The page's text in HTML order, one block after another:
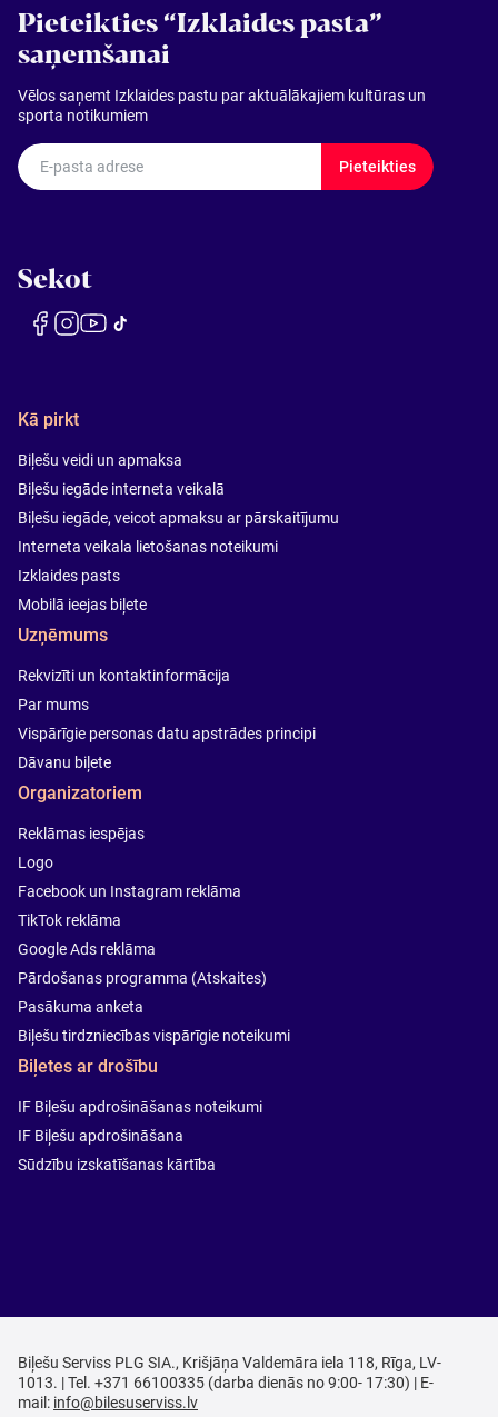
Pieteikties “Izklaides pasta”
saņemšanai
Vēlos saņemt Izklaides pastu par aktuālākajiem kultūras un
sporta notikumiem
E-pasta adrese Pieteikties
Sekot
Kā pirkt
Biļešu veidi un apmaksa
Biļešu iegāde interneta veikalā
Biļešu iegāde, veicot apmaksu ar pārskaitījumu
Interneta veikala lietošanas noteikumi
Izklaides pasts
Mobilā ieejas biļete
Uzņēmums
Rekvizīti un kontaktinformācija
Par mums
Vispārīgie personas datu apstrādes principi
Dāvanu biļete
Organizatoriem
Reklāmas iespējas
Logo
Facebook un Instagram reklāma
TikTok reklāma
Google Ads reklāma
Pārdošanas programma (Atskaites)
Pasākuma anketa
Biļešu tirdzniecības vispārīgie noteikumi
Biļetes ar drošību
IF Biļešu apdrošināšanas noteikumi
IF Biļešu apdrošināšana
Sūdzību izskatīšanas kārtība
Biļešu Serviss PLG SIA., Krišjāņa Valdemāra iela 118, Rīga, LV-
1013. | Tel. +371 66100335 (darba dienās no 9:00- 17:30) | E-
mail: info@bilesuserviss.lv